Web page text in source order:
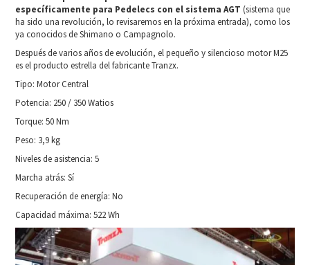
específicamente para Pedelecs con el sistema AGT (sistema que
ha sido una revolución, lo revisaremos en la próxima entrada), como los
ya conocidos de Shimano o Campagnolo.
Después de varios años de evolución, el pequeño y silencioso motor M25
es el producto estrella del fabricante Tranzx.
Tipo: Motor Central
Potencia: 250 / 350 Watios
Torque: 50 Nm
Peso: 3,9 kg
Niveles de asistencia: 5
Marcha atrás: Sí
Recuperación de energía: No
Capacidad máxima: 522 Wh